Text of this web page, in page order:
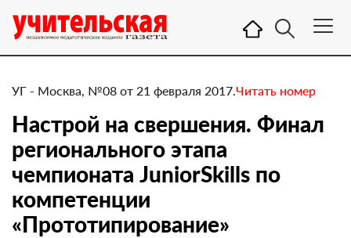
УГ - Москва, №08 от 21 февраля 2017.Читать номер
Настрой на свершения. Финал
регионального этапа
чемпионата JuniorSkills по
компетенции
«Прототипирование»